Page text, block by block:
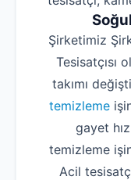
Şirketimiz
Tesisatçısı
takımı
temizleme
gayet
temizleme
Acil